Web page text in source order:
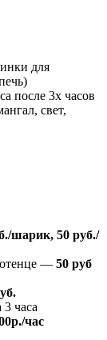
для
после 3х часов
свет,
шарик, 50 руб./
— 50 руб
3 часа
час